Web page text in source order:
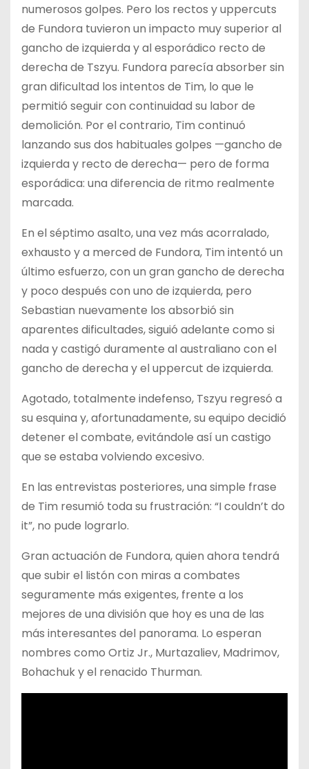
numerosos golpes. Pero los rectos y uppercuts
de Fundora tuvieron un impacto muy superior al
gancho de izquierda y al esporádico recto de
derecha de Tszyu. Fundora parecía absorber sin
gran dificultad los intentos de Tim, lo que le
permitió seguir con continuidad su labor de
demolición. Por el contrario, Tim continuó
lanzando sus dos habituales golpes —gancho de
izquierda y recto de derecha— pero de forma
esporádica: una diferencia de ritmo realmente
marcada.
En el séptimo asalto, una vez más acorralado,
exhausto y a merced de Fundora, Tim intentó un
último esfuerzo, con un gran gancho de derecha
y poco después con uno de izquierda, pero
Sebastian nuevamente los absorbió sin
aparentes dificultades, siguió adelante como si
nada y castigó duramente al australiano con el
gancho de derecha y el uppercut de izquierda.
Agotado, totalmente indefenso, Tszyu regresó a
su esquina y, afortunadamente, su equipo decidió
detener el combate, evitándole así un castigo
que se estaba volviendo excesivo.
En las entrevistas posteriores, una simple frase
de Tim resumió toda su frustración: “I couldn’t do
it”, no pude lograrlo.
Gran actuación de Fundora, quien ahora tendrá
que subir el listón con miras a combates
seguramente más exigentes, frente a los
mejores de una división que hoy es una de las
más interesantes del panorama. Lo esperan
nombres como Ortiz Jr., Murtazaliev, Madrimov,
Bohachuk y el renacido Thurman.